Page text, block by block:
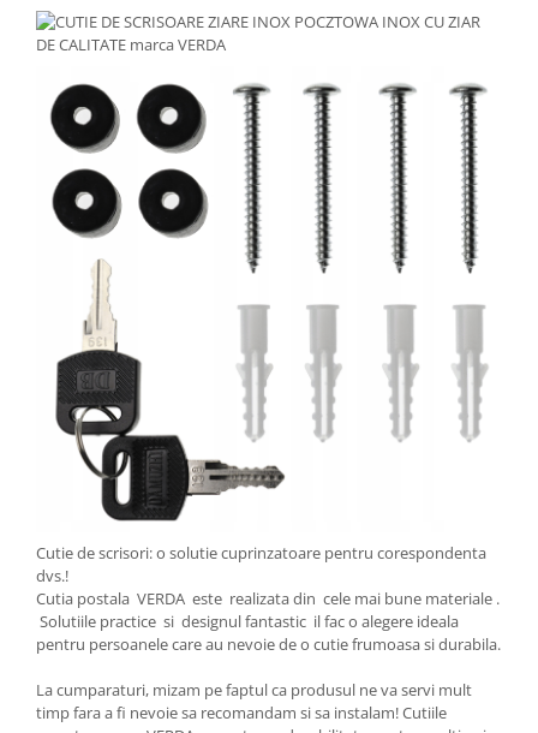
Cutie de scrisori: o solutie cuprinzatoare pentru corespondenta
dvs.!
Cutia postala VERDA este realizata din cele mai bune materiale .
Solutiile practice si designul fantastic il fac o alegere ideala
pentru persoanele care au nevoie de o cutie frumoasa si durabila.
La cumparaturi, mizam pe faptul ca produsul ne va servi mult
timp fara a fi nevoie sa recomandam si sa instalam! Cutiile